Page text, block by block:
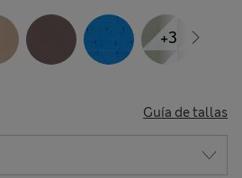
Guía de tallas
+3